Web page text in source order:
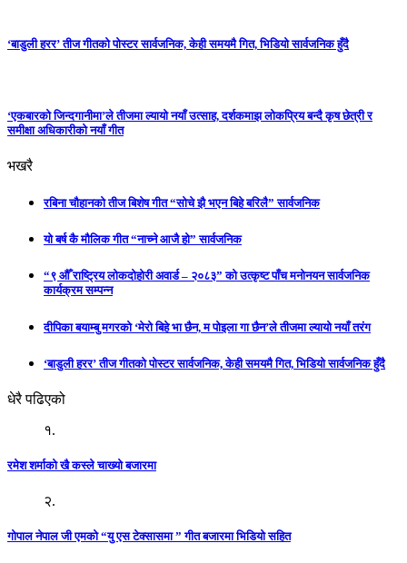
‘बाडुली हरर’ तीज गीतको पोस्टर सार्वजनिक, केही समयमै गित, भिडियो सार्वजनिक हुँदै
‘एकबारको जिन्दगानीमा’ले तीजमा ल्यायो नयाँ उत्साह, दर्शकमाझ लोकप्रिय बन्दै कृष छेत्री र
समीक्षा अधिकारीको नयाँ गीत
भखरै
रबिना चौहानको तीज बिशेष गीत “सोचे झै भएन बिहे बरिलै” सार्वजनिक
यो बर्ष कै मौलिक गीत “नाच्ने आजै हो” सार्वजनिक
“९ औँ राष्ट्रिय लोकदोहोरी अवार्ड – २०८३” को उत्कृष्ट पाँच मनोनयन सार्वजनिक
कार्यक्रम सम्पन्न
दीपिका बयाम्बु मगरको ‘मेरो बिहे भा छैन, म पोइला गा छैन’ले तीजमा ल्यायो नयाँ तरंग
‘बाडुली हरर’ तीज गीतको पोस्टर सार्वजनिक, केही समयमै गित, भिडियो सार्वजनिक हुँदै
धेरै पढिएको
१.
रमेश शर्माको खै कस्ले चाख्यो बजारमा
२.
गोपाल नेपाल जी एमको “यु एस टेक्सासमा ” गीत बजारमा भिडियो सहित